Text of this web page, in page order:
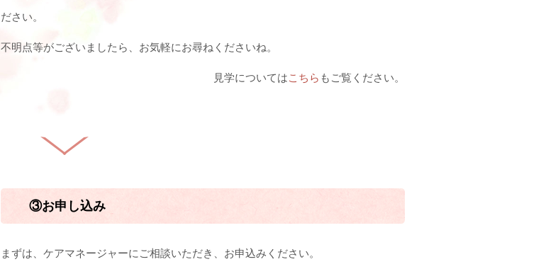
ださい。
不明点等がございましたら、お気軽にお尋ねくださいね。
見学についてはこちら もご覧ください。
③お申し込み
まずは、ケアマネージャーにご相談いただき、お申込みください。